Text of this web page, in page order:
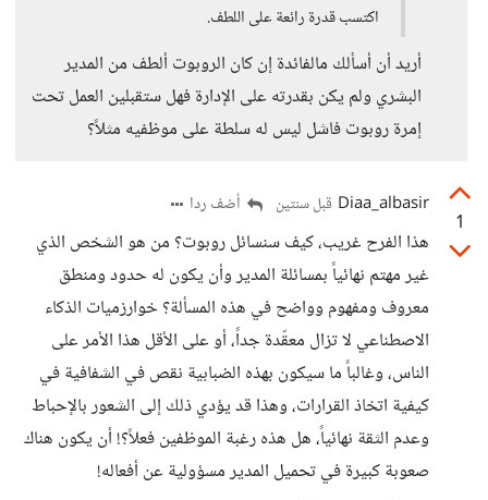
اكتسب قدرة رائعة على اللطف.
أريد أن أسألك مالفائدة إن كان الروبوت ألطف من المدير
البشري ولم يكن بقدرته على الإدارة فهل ستقبلين العمل تحت
إمرة روبوت فاشل ليس له سلطة على موظفيه مثلاً؟
1
Diaa_albasir قبل سنتين أضف ردا
هذا الفرح غريب، كيف سنسائل روبوت؟ من هو الشخص الذي
غير مهتم نهائياً بمسائلة المدير وأن يكون له حدود ومنطق
معروف ومفهوم وواضح في هذه المسألة؟ خوارزميات الذكاء
الاصطناعي لا تزال معقّدة جداً، أو على الأقل هذا الأمر على
الناس، وغالباً ما سيكون بهذه الضبابية نقص في الشفافية في
كيفية اتخاذ القرارات، وهذا قد يؤدي ذلك إلى الشعور بالإحباط
وعدم الثقة نهائياً، هل هذه رغبة الموظفين فعلاً؟! أن يكون هناك
صعوبة كبيرة في تحميل المدير مسؤولية عن أفعاله!